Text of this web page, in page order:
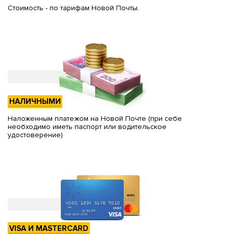
Стоимость - по тарифам Новой Почты.
НАЛИЧНЫМИ
Наложенным платежом на Новой Почте (при себе
необходимо иметь паспорт или водительское
удостоверение)
VISA И MASTERCARD